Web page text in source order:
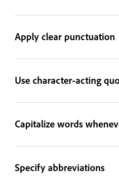
Apply clear punctuation
Use character-acting
Capitalize words
Specify abbreviations